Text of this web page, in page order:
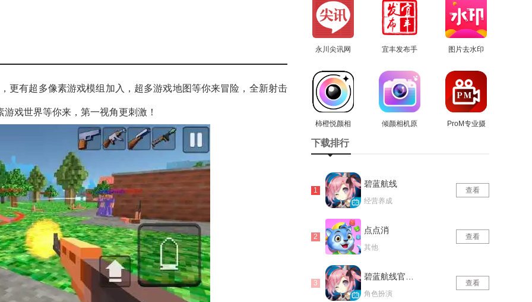
更有超多像素游戏模组加入，超多游戏地图等你来冒险，全新射击
戏世界等你来，第一视角更刺激！
永川尖讯网
宜丰发布手
图片去水印
版
柿橙悦颜相
机无广告版
查看
倾颜相机原
ProM专业摄
下载排行
碧蓝航线
经营养成
查看
点点消
其他
查看
角色扮演
查看